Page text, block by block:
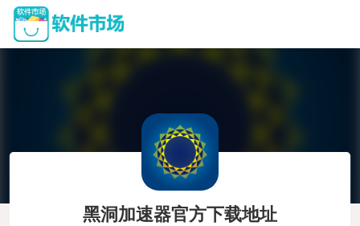
黑洞加速器官方下载地址